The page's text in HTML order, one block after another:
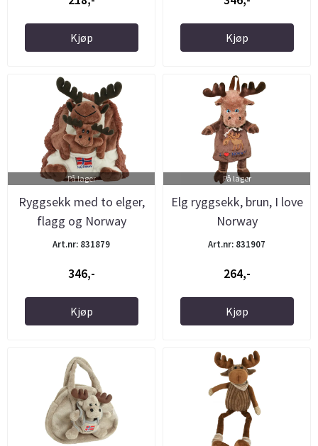
Kjøp Kjøp
På lager
Ryggsekk med to elger,
flagg og Norway
Art.nr: 831879
346,-
Kjøp
På lager
Elg ryggsekk, brun, I love
Norway
Art.nr: 831907
264,-
Kjøp